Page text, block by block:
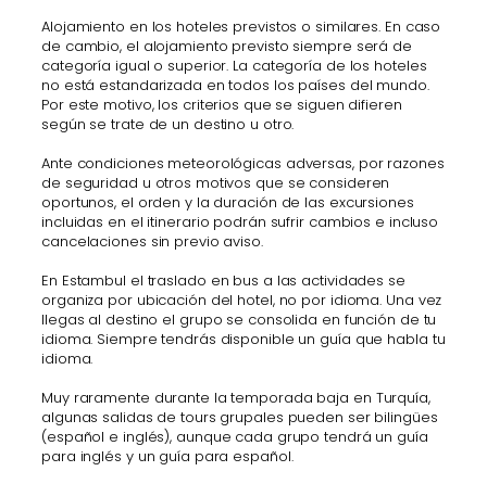
Alojamiento en los hoteles previstos o similares. En caso
de cambio, el alojamiento previsto siempre será de
categoría igual o superior. La categoría de los hoteles
no está estandarizada en todos los países del mundo.
Por este motivo, los criterios que se siguen difieren
según se trate de un destino u otro.
Ante condiciones meteorológicas adversas, por razones
de seguridad u otros motivos que se consideren
oportunos, el orden y la duración de las excursiones
incluidas en el itinerario podrán sufrir cambios e incluso
cancelaciones sin previo aviso.
En Estambul el traslado en bus a las actividades se
organiza por ubicación del hotel, no por idioma. Una vez
llegas al destino el grupo se consolida en función de tu
idioma. Siempre tendrás disponible un guía que habla tu
idioma.
Muy raramente durante la temporada baja en Turquía,
algunas salidas de tours grupales pueden ser bilingües
(español e inglés), aunque cada grupo tendrá un guía
para inglés y un guía para español.